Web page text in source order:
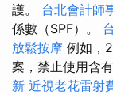
護。 台北會計師
係數（SPF）。
放鬆按摩 例如，
案，禁止使用含
新 近視老花雷射